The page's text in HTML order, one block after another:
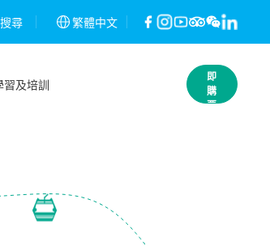
則昂坪360就2026年2月26日網絡攻擊事件提醒賓
搜尋 繁體中文
習及培訓
立
即
購
票